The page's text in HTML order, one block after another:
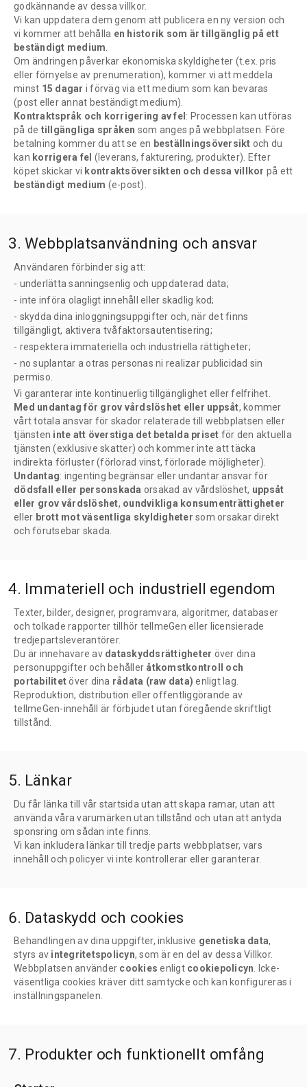
godkännande av dessa villkor.
Vi kan uppdatera dem genom att publicera en ny version och
vi kommer att behålla en historik som är tillgänglig på ett
beständigt medium.
Om ändringen påverkar ekonomiska skyldigheter (t.ex. pris
eller förnyelse av prenumeration), kommer vi att meddela
minst 15 dagar i förväg via ett medium som kan bevaras
(post eller annat beständigt medium).
Kontraktspråk och korrigering av fel : Processen kan utföras
på de tillgängliga språken som anges på webbplatsen. Före
betalning kommer du att se en beställningsöversikt och du
kan korrigera fel (leverans, fakturering, produkter). Efter
köpet skickar vi kontraktsöversikten och dessa villkor på ett
beständigt medium (e-post).
3. Webbplatsanvändning och ansvar
Användaren förbinder sig att:
- underlätta sanningsenlig och uppdaterad data;
- inte införa olagligt innehåll eller skadlig kod;
- skydda dina inloggningsuppgifter och, när det finns
tillgängligt, aktivera tvåfaktorsautentisering;
- respektera immateriella och industriella rättigheter;
- no suplantar a otras personas ni realizar publicidad sin
permiso.
Vi garanterar inte kontinuerlig tillgänglighet eller felfrihet.
Med undantag för grov vårdslöshet eller uppsåt, kommer
vårt totala ansvar för skador relaterade till webbplatsen eller
tjänsten inte att överstiga det betalda priset för den aktuella
tjänsten (exklusive skatter) och kommer inte att täcka
indirekta förluster (förlorad vinst, förlorade möjligheter).
Undantag: ingenting begränsar eller undantar ansvar för
dödsfall eller personskada orsakad av vårdslöshet, uppsåt
eller grov vårdslöshet, oundvikliga konsumenträttigheter
eller brott mot väsentliga skyldigheter som orsakar direkt
och förutsebar skada.
4. Immateriell och industriell egendom
Texter, bilder, designer, programvara, algoritmer, databaser
och tolkade rapporter tillhör tellmeGen eller licensierade
tredjepartsleverantörer.
Du är innehavare av dataskyddsrättigheter över dina
personuppgifter och behåller åtkomstkontroll och
portabilitetöver dina rådata (raw data) enligt lag.
Reproduktion, distribution eller offentliggörande av
tellmeGen-innehåll är förbjudet utan föregående skriftligt
tillstånd.
5. Länkar
Du får länka till vår startsida utan att skapa ramar, utan att
använda våra varumärken utan tillstånd och utan att antyda
sponsring om sådan inte finns.
Vi kan inkludera länkar till tredje parts webbplatser, vars
innehåll och policyer vi inte kontrollerar eller garanterar.
6. Dataskydd och cookies
Behandlingen av dina uppgifter, inklusive genetiska data,
styrs av integritetspolicyn, som är en del av dessa Villkor.
Webbplatsen använder cookiesenligt cookiepolicyn . Icke-
väsentliga cookies kräver ditt samtycke och kan konfigureras i
inställningspanelen.
7. Produkter och funktionellt omfång